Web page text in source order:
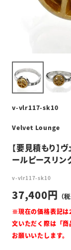
v-vlr117-sk10
Velvet Lounge
【要見積もり】
ールピースリン
v-vlr117-sk10
37,400